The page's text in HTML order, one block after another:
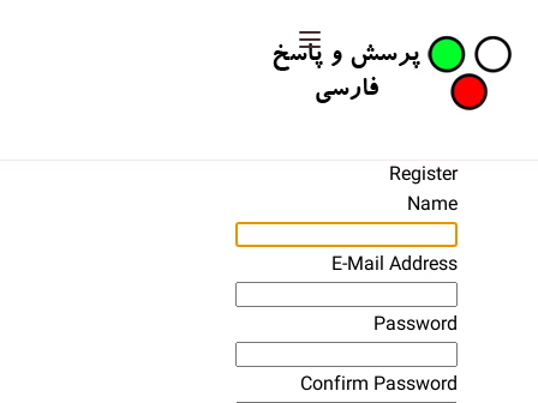
Register
Name
E-Mail Address
Password
Confirm Password